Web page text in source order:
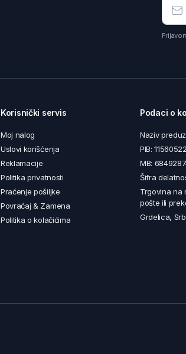
Korisnički servis
Moj nalog
Uslovi korišćenja
Reklamacije
Politika privatnosti
Praćenje pošiljke
Povraćaj & Zamena
Politika o kolačićima
Podaci o
Naziv
PIB:
MB:
Šifra
Trgovina na
pošte ili
Grdelica,